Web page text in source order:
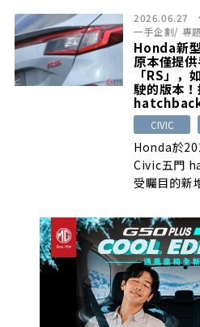
2026.06.27
一手企劃/ 專
Honda新
原本僅提
「RS」，
駛的版本
hatchback
CIVIC
Honda於
Civic五門
受矚目的